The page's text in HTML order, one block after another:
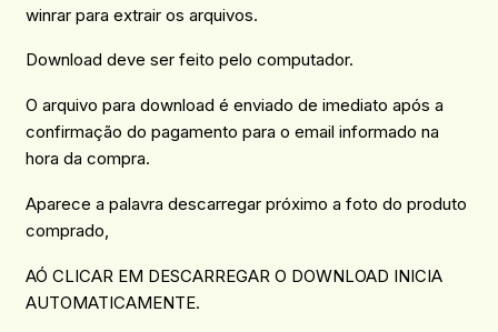
winrar para extrair os arquivos.
Download deve ser feito pelo computador.
O arquivo para download é enviado de imediato após a
confirmação do pagamento para o email informado na
hora da compra.
Aparece a palavra descarregar próximo a foto do produto
comprado,
AÓ CLICAR EM DESCARREGAR O DOWNLOAD INICIA
AUTOMATICAMENTE.